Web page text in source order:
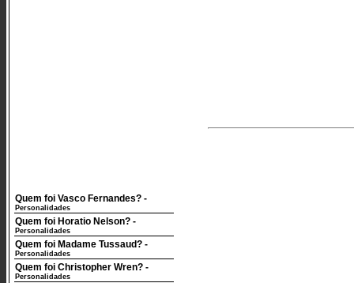
Quem foi Vasco Fernandes? -
Personalidades
Quem foi Horatio Nelson? -
Personalidades
Quem foi Madame Tussaud? -
Personalidades
Quem foi Christopher Wren? -
Personalidades